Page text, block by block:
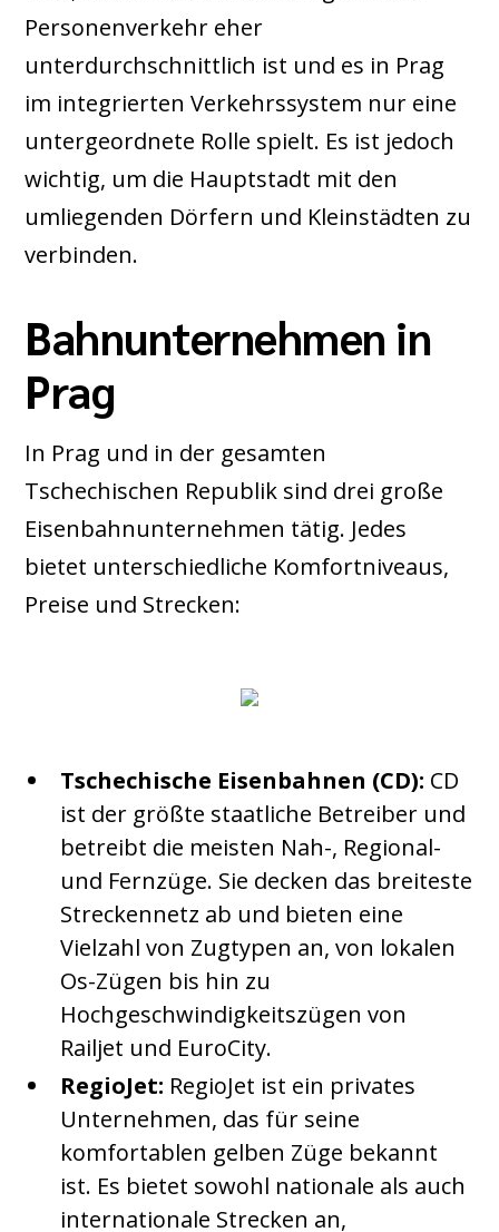
Personenverkehr eher
unterdurchschnittlich ist und es in Prag
im integrierten Verkehrssystem nur eine
untergeordnete Rolle spielt. Es ist jedoch
wichtig, um die Hauptstadt mit den
umliegenden Dörfern und Kleinstädten zu
verbinden.
Bahnunternehmen in
Prag
In Prag und in der gesamten
Tschechischen Republik sind drei große
Eisenbahnunternehmen tätig. Jedes
bietet unterschiedliche Komfortniveaus,
Preise und Strecken:
Tschechische Eisenbahnen (CD): CD
ist der größte staatliche Betreiber und
betreibt die meisten Nah-, Regional-
und Fernzüge. Sie decken das breiteste
Streckennetz ab und bieten eine
Vielzahl von Zugtypen an, von lokalen
Os-Zügen bis hin zu
Hochgeschwindigkeitszügen von
Railjet und EuroCity.
RegioJet: RegioJet ist ein privates
Unternehmen, das für seine
komfortablen gelben Züge bekannt
ist. Es bietet sowohl nationale als auch
internationale Strecken an,